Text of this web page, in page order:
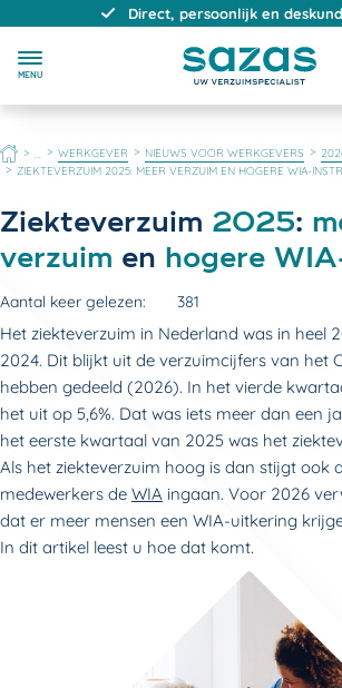
Direct, persoonlijk en
MENU
HOME WERKGEVER NIEUWS VOOR WERKGEVERS
ZIEKTEVERZUIM 2025: MEER VERZUIM EN HOGERE WIA-
Ziekteverzuim 2025:
verzuim en hogere
Aantal keer gelezen: 381
Het ziekteverzuim in Nederland was in heel
2024. Dit blijkt uit de verzuimcijfers van het
hebben gedeeld (2026). In het vierde
het uit op 5,6%. Dat was iets meer dan een
het eerste kwartaal van 2025 was het
Als het ziekteverzuim hoog is dan stijgt ook
medewerkers de WIA ingaan. Voor 2026
dat er meer mensen een WIA-uitkering
In dit artikel leest u hoe dat komt.